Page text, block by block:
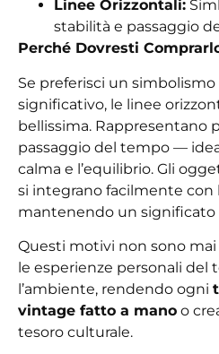
Linee Orizzontali:
stabilità e passaggio
Perché Dovresti
Se preferisci un
significativo, le linee
bellissima. Rappresentano
passaggio del tempo —
calma e l’equilibrio. Gli
si integrano facilmente con
mantenendo un significato
Questi motivi non sono mai
le esperienze personali del
l’ambiente, rendendo ogni
vintage fatto a mano o
tesoro culturale.